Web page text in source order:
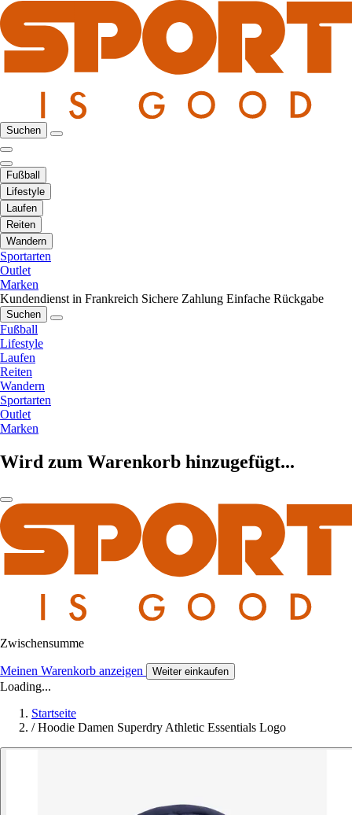
Suchen
Fußball
Lifestyle
Laufen
Reiten
Wandern
Sportarten
Outlet
Marken
Kundendienst in Frankreich Sichere Zahlung Einfache Rückgabe
Suchen
Fußball
Lifestyle
Laufen
Reiten
Wandern
Sportarten
Outlet
Marken
Wird zum Warenkorb hinzugefügt...
Zwischensumme
Meinen Warenkorb anzeigen Weiter einkaufen
Loading...
Startseite
/ Hoodie Damen Superdry Athletic Essentials Logo